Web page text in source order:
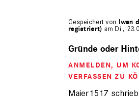
Gespeichert von Iwan
registriert) am Di.,
auf
Maier1517
(nicht
Gründe oder
ANMELDEN, UM
VERFASSEN ZU
Maier1517